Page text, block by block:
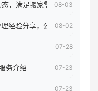
，满足搬家需求！08-03
经验分享，公司员工电脑核
08-02
07-28
务介绍 07-23
07-23